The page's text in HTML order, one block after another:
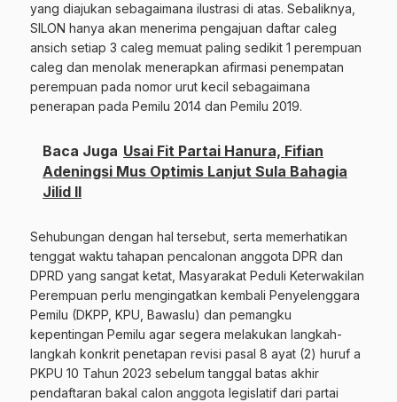
yang diajukan sebagaimana ilustrasi di atas. Sebaliknya,
SILON hanya akan menerima pengajuan daftar caleg
ansich setiap 3 caleg memuat paling sedikit 1 perempuan
caleg dan menolak menerapkan afirmasi penempatan
perempuan pada nomor urut kecil sebagaimana
penerapan pada Pemilu 2014 dan Pemilu 2019.
Baca Juga Usai Fit Partai Hanura, Fifian
Adeningsi Mus Optimis Lanjut Sula Bahagia
Jilid II
Sehubungan dengan hal tersebut, serta memerhatikan
tenggat waktu tahapan pencalonan anggota DPR dan
DPRD yang sangat ketat, Masyarakat Peduli Keterwakilan
Perempuan perlu mengingatkan kembali Penyelenggara
Pemilu (DKPP, KPU, Bawaslu) dan pemangku
kepentingan Pemilu agar segera melakukan langkah-
langkah konkrit penetapan revisi pasal 8 ayat (2) huruf a
PKPU 10 Tahun 2023 sebelum tanggal batas akhir
pendaftaran bakal calon anggota legislatif dari partai